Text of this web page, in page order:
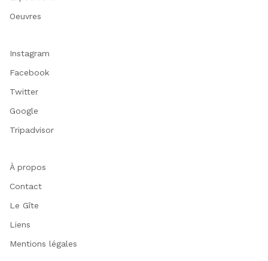
Oeuvres
Instagram
Facebook
Twitter
Google
Tripadvisor
À propos
Contact
Le Gîte
Liens
Mentions légales